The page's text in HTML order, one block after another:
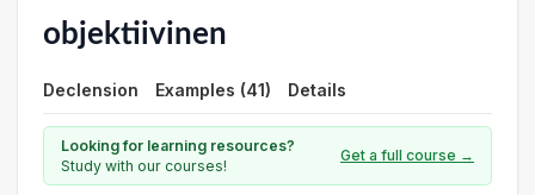
objektiivinen
Declension Examples (41) Details
Looking for learning resources?
Study with our courses!
Get a full course →